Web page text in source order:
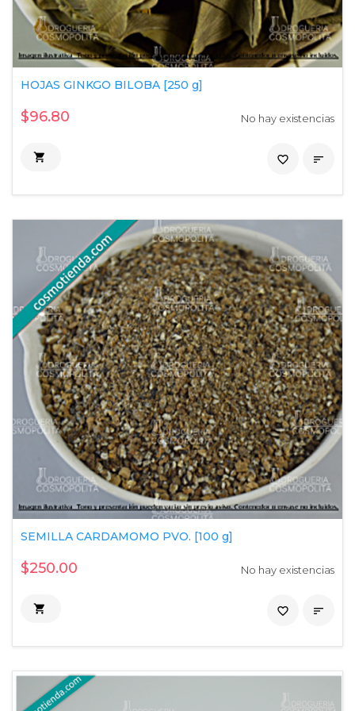
HOJAS GINKGO BILOBA [250 g]
$96.80 No hay existencias
 
favorite_border
SEMILLA CARDAMOMO PVO. [100 g]
$250.00 No hay existencias
 
favorite_border